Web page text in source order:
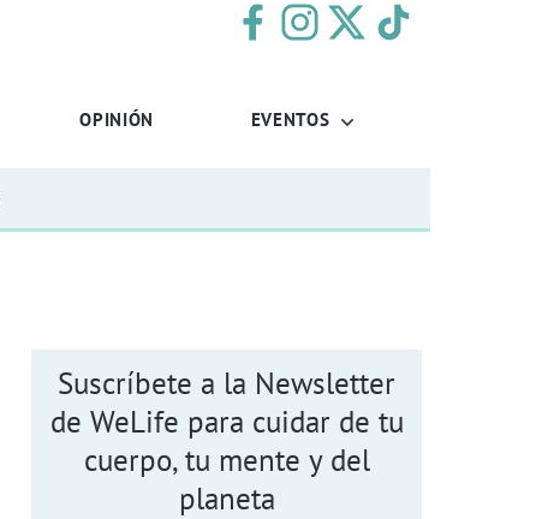
OPINIÓN EVENTOS
Suscríbete a la Newsletter
de WeLife para cuidar de tu
cuerpo, tu mente y del
planeta